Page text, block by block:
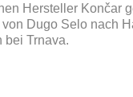
Hersteller Končar
Dugo Selo nach
bei Trnava.